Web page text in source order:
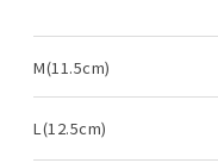
M(11.5cm)
L(12.5cm)